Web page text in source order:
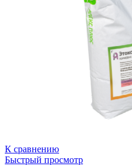
К сравнению
Быстрый просмотр